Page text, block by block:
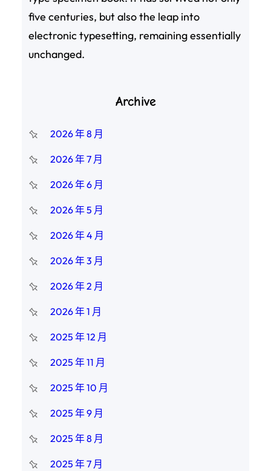
five centuries, but also the leap into
electronic typesetting, remaining essentially
unchanged.
Archive
2026 年 8 月
2026 年 7 月
2026 年 6 月
2026 年 5 月
2026 年 4 月
2026 年 3 月
2026 年 2 月
2026 年 1 月
2025 年 12 月
2025 年 11 月
2025 年 10 月
2025 年 9 月
2025 年 8 月
2025 年 7 月